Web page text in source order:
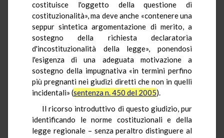
costituisce l'oggetto della questione di
costituzionalità», ma deve anche «contenere una
seppur sintetica argomentazione di merito, a
sostegno della richiesta declaratoria
d'incostituzionalità della legge», ponendosi
l'esigenza di una adeguata motivazione a
sostegno della impugnativa «in termini perfino
più pregnanti nei giudizi diretti che non in quelli
incidentali» (sentenza n. 450 del 2005).
Il ricorso introduttivo di questo giudizio, pur
identificando le norme costituzionali e della
legge regionale – senza peraltro distinguere al